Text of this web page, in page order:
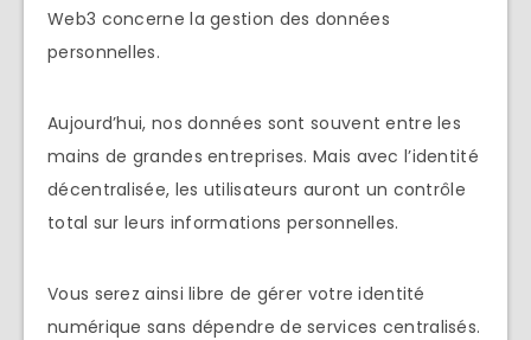
Web3 concerne la gestion des données
personnelles.
Aujourd’hui, nos données sont souvent entre les
mains de grandes entreprises. Mais avec l’identité
décentralisée, les utilisateurs auront un contrôle
total sur leurs informations personnelles.
Vous serez ainsi libre de gérer votre identité
numérique sans dépendre de services centralisés.